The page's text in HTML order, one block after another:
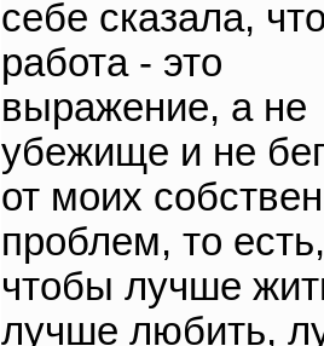
себе сказала,
работа - это
выражение, а не
убежище и не
от моих
проблем, то есть,
чтобы лучше
лучше любить,